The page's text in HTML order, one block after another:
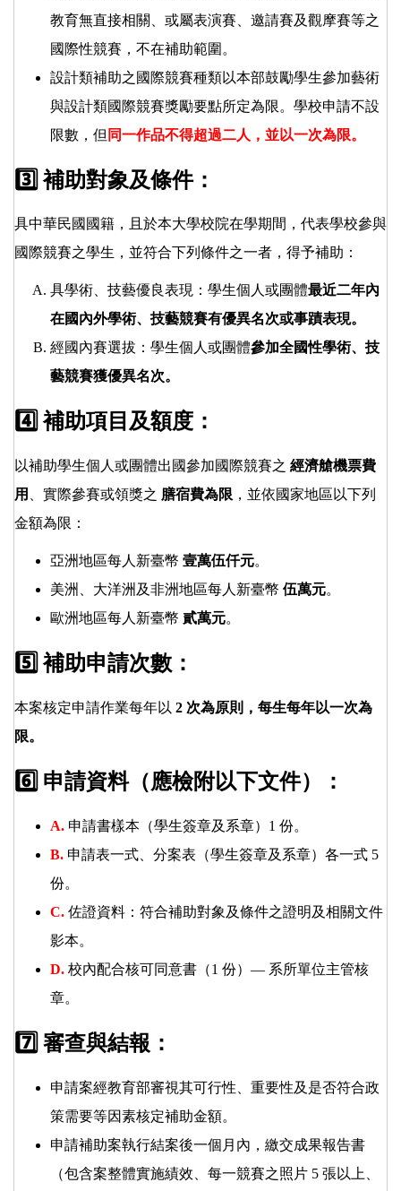
教育無直接相關、或屬表演賽、邀請賽及觀摩賽等之
國際性競賽，不在補助範圍。
設計類補助之國際競賽種類以本部鼓勵學生參加藝術
與設計類國際競賽獎勵要點所定為限。學校申請不設
限數，但 同一作品不得超過二人，並以一次為限。
3️⃣ 補助對象及條件：
具中華民國國籍，且於本大學校院在學期間，代表學校參與
國際競賽之學生，並符合下列條件之一者，得予補助：
具學術、技藝優良表現：學生個人或團體最近二年內
在國內外學術、技藝競賽有優異名次或事蹟表現。
經國內賽選拔：學生個人或團體參加全國性學術、技
藝競賽獲優異名次。
4️⃣ 補助項目及額度：
以補助學生個人或團體出國參加國際競賽之 經濟艙機票費
用
、實際參賽或領獎之 膳宿費為限 ，並依國家地區以下列
金額為限：
亞洲地區每人新臺幣 壹萬伍仟元。
美洲、大洋洲及非洲地區每人新臺幣 伍萬元。
歐洲地區每人新臺幣 貳萬元。
5️⃣ 補助申請次數：
本案核定申請作業每年以 2 次為原則，每生每年以一次為
限。
6️⃣ 申請資料（應檢附以下文件）：
A. 申請書樣本（學生簽章及系章）1 份。
B. 申請表一式、分案表（學生簽章及系章）各一式 5
份。
C. 佐證資料：符合補助對象及條件之證明及相關文件
影本。
D. 校內配合核可同意書（1 份）— 系所單位主管核
章。
7️⃣ 審查與結報：
申請案經教育部審視其可行性、重要性及是否符合政
策需要等因素核定補助金額。
申請補助案執行結案後一個月內，繳交成果報告書
（包含案整體實施績效、每一競賽之照片 5 張以上、